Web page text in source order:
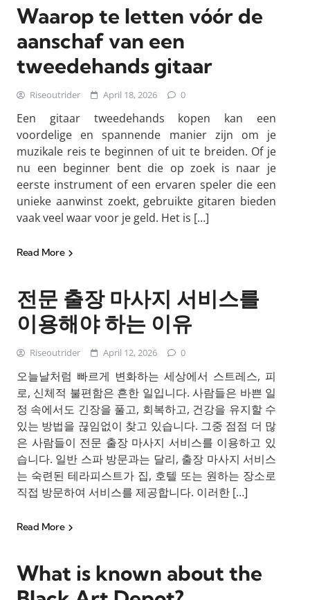
Waarop te letten vóór de
aanschaf van een
tweedehands gitaar
Riseoutrider April 18, 2026 0
Een gitaar tweedehands kopen kan een
voordelige en spannende manier zijn om je
muzikale reis te beginnen of uit te breiden. Of je
nu een beginner bent die op zoek is naar je
eerste instrument of een ervaren speler die een
unieke aanwinst zoekt, gebruikte gitaren bieden
vaak veel waar voor je geld. Het is […]
Read More
전문 출장 마사지 서비스를
이용해야 하는 이유
Riseoutrider April 12, 2026 0
오늘날처럼 빠르게 변화하는 세상에서 스트레스, 피
로, 신체적 불편함은 흔한 일입니다. 사람들은 바쁜 일
정 속에서도 긴장을 풀고, 회복하고, 건강을 유지할 수
있는 방법을 끊임없이 찾고 있습니다. 그중 점점 더 많
은 사람들이 전문 출장 마사지 서비스를 이용하고 있
습니다. 일반 스파 방문과는 달리, 출장 마사지 서비스
는 숙련된 테라피스트가 집, 호텔 또는 원하는 장소로
직접 방문하여 서비스를 제공합니다. 이러한 […]
Read More
What is known about the